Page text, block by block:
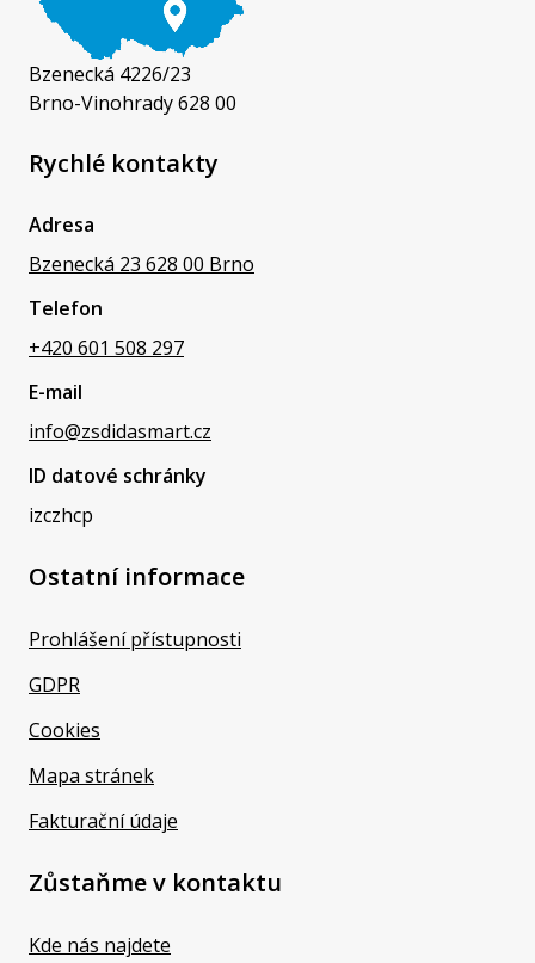
Bzenecká 4226/23
Brno-Vinohrady 628 00
Rychlé kontakty
Adresa
Bzenecká 23 628 00 Brno
Telefon
+420 601 508 297
E-mail
info@zsdidasmart.cz
ID datové schránky
izczhcp
Ostatní informace
Prohlášení přístupnosti
GDPR
Cookies
Mapa stránek
Fakturační údaje
Zůstaňme v kontaktu
Kde nás najdete